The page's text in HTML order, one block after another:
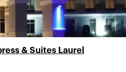
& Suites Laurel